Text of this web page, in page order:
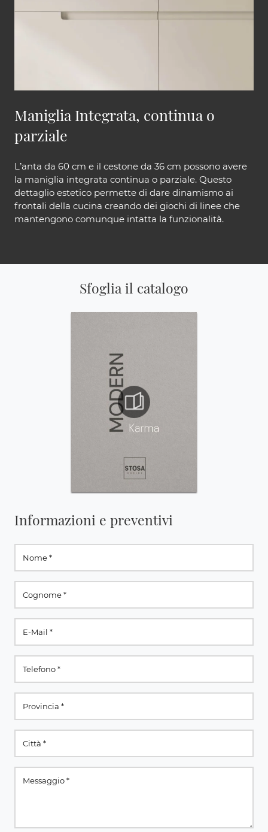
Maniglia Integrata, continua o
parziale
L’anta da 60 cm e il cestone da 36 cm possono avere
la maniglia integrata continua o parziale. Questo
dettaglio estetico permette di dare dinamismo ai
frontali della cucina creando dei giochi di linee che
mantengono comunque intatta la funzionalità.
Sfoglia il catalogo
Informazioni e preventivi